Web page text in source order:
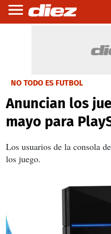
NO TODO ES FUTBOL
Anuncian los
mayo para
Los usuarios de la consola
los juego.